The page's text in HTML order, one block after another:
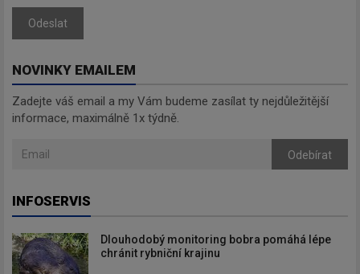
Odeslat
NOVINKY EMAILEM
Zadejte váš email a my Vám budeme zasílat ty nejdůležitější
informace, maximálně 1x týdně.
Odebírat
INFOSERVIS
Dlouhodobý monitoring bobra pomáhá lépe
chránit rybniční krajinu